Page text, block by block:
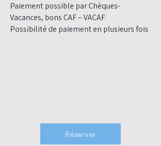
Paiement possible par Chèques-
Vacances, bons CAF – VACAF
Possibilité de paiement en plusieurs fois
Réserver